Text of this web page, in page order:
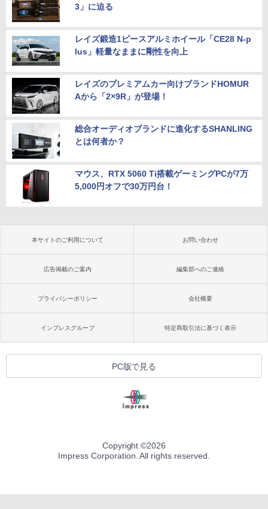
3」に迫る
レイズ鍛造1ピースアルミホイール「CE28 N-p
lus」軽量なままに剛性を向上
レイズのプレミアムカー向けブランドHOMUR
Aから「2×9R」が登場！
総合オーディオブランドに進化するSHANLING
とは何者か？
マウス、RTX 5060 Ti搭載ゲーミングPCが7万
5,000円オフで30万円台！
本サイトのご利用について お問い合わせ
広告掲載のご案内 編集部へのご連絡
プライバシーポリシー 会社概要
インプレスグループ 特定商取引法に基づく表示
PC版で見る
Copyright ©2026
Impress Corporation. All rights reserved.